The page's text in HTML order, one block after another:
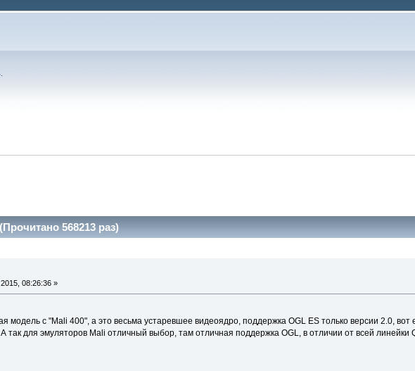
568213 раз)
08:26:36 »
модель с "Mali 400", а это весьма устаревшее видеоядро, поддержка OGL ES только версии 2.0, вот
так для эмуляторов Mali отличный выбор, там отличная поддержка OGL, в отличии от всей линейки